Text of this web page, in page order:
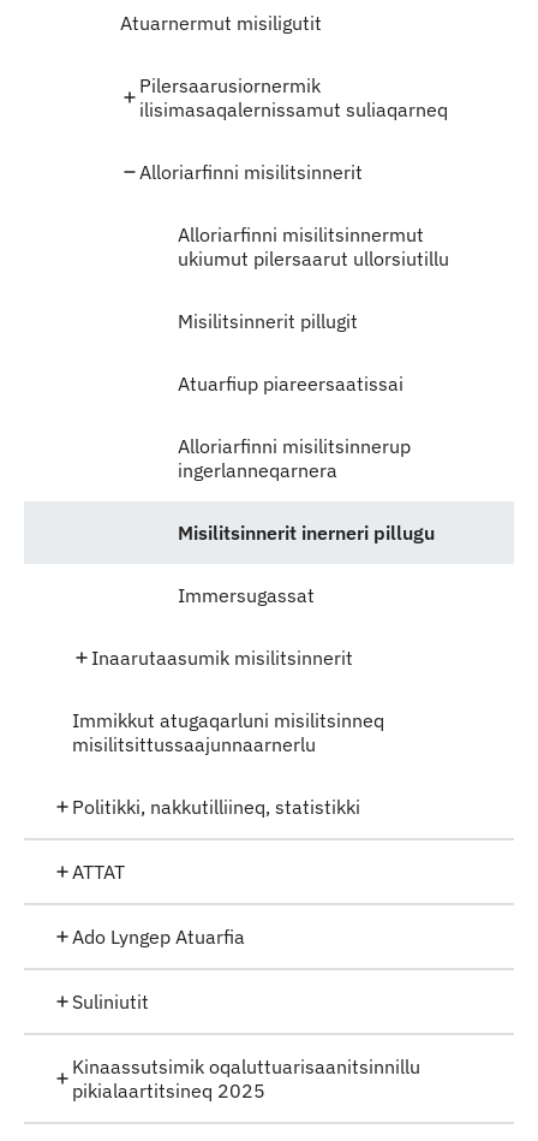
Atuarnermut misiligutit
Pilersaarusiornermik
ilisimasaqalernissamut suliaqarneq
Alloriarfinni misilitsinnerit
Alloriarfinni misilitsinnermut
ukiumut pilersaarut ullorsiutillu
Misilitsinnerit pillugit
Atuarfiup piareersaatissai
Alloriarfinni misilitsinnerup
ingerlanneqarnera
Misilitsinnerit inerneri pillugu
Immersugassat
Inaarutaasumik misilitsinnerit
Immikkut atugaqarluni misilitsinneq
misilitsittussaajunnaarnerlu
Politikki, nakkutilliineq, statistikki
ATTAT
Ado Lyngep Atuarfia
Suliniutit
Kinaassutsimik oqaluttuarisaanitsinnillu
pikialaartitsineq 2025